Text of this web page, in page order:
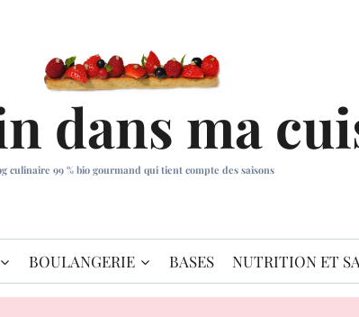
dans ma
culinaire 99 % bio gourmand qui tient compte des saisons
BOULANGERIE BASES NUTRITION ET